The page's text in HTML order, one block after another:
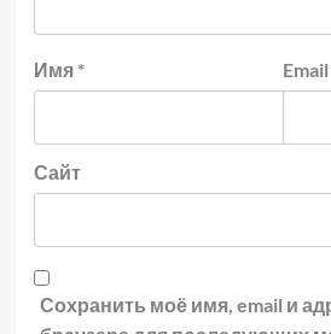
Имя * Email
Сайт
Сохранить моё имя, email и